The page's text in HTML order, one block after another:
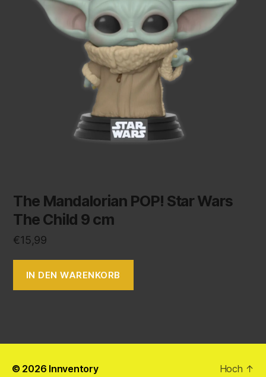
The Mandalorian POP! Star Wars
The Child 9 cm
€15,99
IN DEN WARENKORB
© 2026 Innventory Hoch ↑